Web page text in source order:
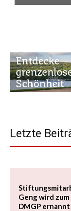
Letzte
Geng wird
DMGP ernannt